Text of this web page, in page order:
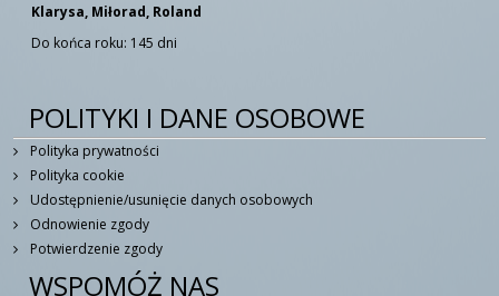
Klarysa, Miłorad, Roland
Do końca roku: 145 dni
POLITYKI I DANE OSOBOWE
Polityka prywatności
Polityka cookie
Udostępnienie/usunięcie danych osobowych
Odnowienie zgody
Potwierdzenie zgody
WSPOMÓŻ NAS